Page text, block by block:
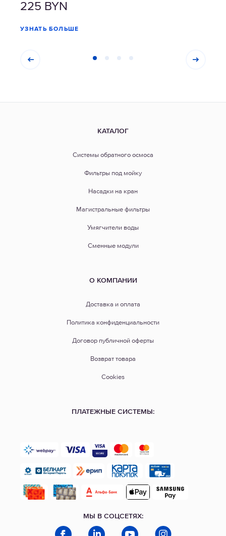
225 BYN
УЗНАТЬ БОЛЬШЕ
КАТАЛОГ
Системы обратного осмоса
Фильтры под мойку
Насадки на кран
Магистральные фильтры
Умягчители воды
Сменные модули
О КОМПАНИИ
Доставка и оплата
Политика конфиденциальности
Договор публичной оферты
Возврат товара
Cookies
ПЛАТЕЖНЫЕ СИСТЕМЫ:
МЫ В СОЦСЕТЯХ: